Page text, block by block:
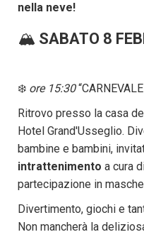
nella neve!
🏔️ SABATO 8
❄️ ore 15:30
Ritrovo presso la casa
Hotel Grand'Usseglio.
bambine e bambini,
intrattenimento a cura
partecipazione in
Divertimento, giochi e
Non mancherà la